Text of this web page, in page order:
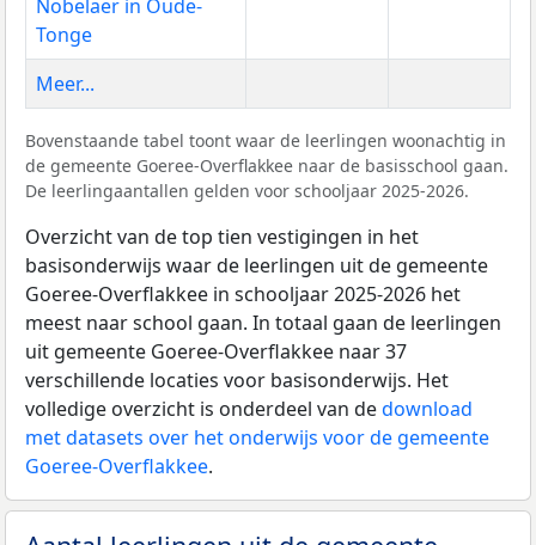
Nobelaer in Oude-
Tonge
Meer...
Bovenstaande tabel toont waar de leerlingen woonachtig in
de gemeente Goeree-Overflakkee naar de basisschool gaan.
De leerlingaantallen gelden voor schooljaar 2025-2026.
Overzicht van de top tien vestigingen in het
basisonderwijs waar de leerlingen uit de gemeente
Goeree-Overflakkee in schooljaar 2025-2026 het
meest naar school gaan. In totaal gaan de leerlingen
uit gemeente Goeree-Overflakkee naar 37
verschillende locaties voor basisonderwijs. Het
volledige overzicht is onderdeel van dedownload
met datasets over het onderwijs voor de gemeente
Goeree-Overflakkee.